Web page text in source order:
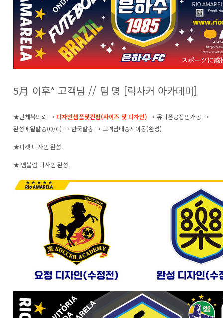
5月 이후* 고객님 // 팀 명 [락사커 아카데미]
★단체복의뢰 → 디자인샘플및컨펌(사이즈 및 디자인) → 유니폼공장임가공→
완성메일발송(Q/C) → 한국발송 → 고객님배송지이동(완성)
★피켓 디자인 완성.
★ 엠블럼 디자인 완성.